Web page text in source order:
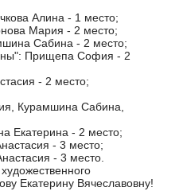
Алина - 1 место;
Мария - 2 место;
Сабина - 2 место;
Прищепа София - 2
- 2 место;
Курамшина Сабина,
Екатерина - 2 место;
- 3 место;
- 3 место.
Екатерину Вячеславовну!